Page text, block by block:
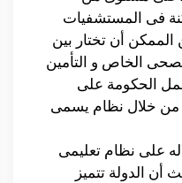
فى المستشفيات
الممكن أن تختار بين
الخاص و التأمين
الحكومة على
من خلال نظام يسمى
على نظام تعليمى
الدولة تتميز